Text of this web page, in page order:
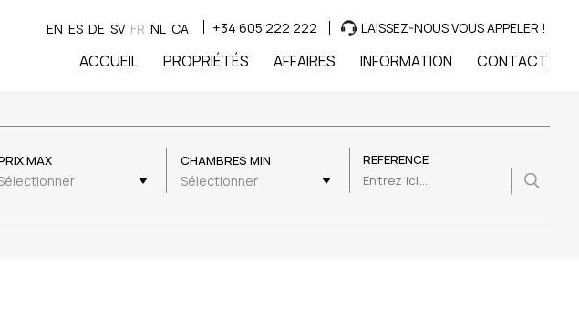
EN ES DE SV FR NL CA +34 605 222 222 LAISSEZ-NOUS VOUS APPELER !
ACCUEIL PROPRIÉTÉS AFFAIRES INFORMATION CONTACT
MAX CHAMBRES MIN
Sélectionner
REFERENCE